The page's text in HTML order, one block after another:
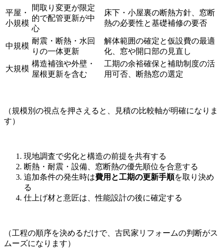
平屋・
小規模
間取り変更が限定
的で配管更新が中
心
床下・小屋裏の断熱方針、窓断
熱の必要性と基礎補修の要否
中規模
耐震・断熱・水回
りの一体更新
解体範囲の確定と仮設費の最適
化、窓や開口部の見直し
大規模
構造補強や外壁・
屋根更新を含む
工期の余裕確保と補助制度の活
用可否、断熱窓の選定
（規模別の視点を押さえると、見積の比較軸が明確になりま
す）
現地調査で劣化と構造の前提を共有する
断熱・耐震・設備、窓断熱の優先順位を合意する
追加条件の発生時は費用と工期の更新手順を取り決め
る
仕上げ材と意匠は、性能設計の後に確定する
（工程の順序を決めるだけで、古民家リフォームの判断がス
ムーズになります）